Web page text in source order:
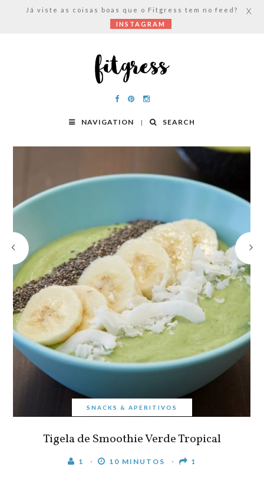
NAVIGATION SEARCH
SNACKS & APERITIVOS
Tigela de Smoothie Verde Tropical
1 10 MINUTOS 1
Já viste as coisas boas que o Fitgress tem no feed?
INSTAGRAM
X